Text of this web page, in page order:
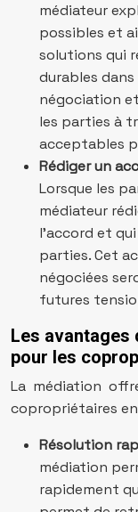
médiateur
possibles et
solutions qui
durables
négociation
les parties à
acceptables
Rédiger un
Lorsque les
médiateur
l’accord et
parties. Cet
négociées
futures
Les avantages
pour les
La médiation
copropriétaires
Résolution
médiation
rapidement